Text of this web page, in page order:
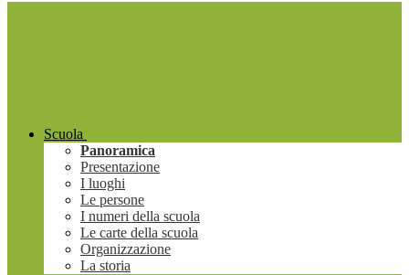
Scuola
Panoramica
Presentazione
I luoghi
Le persone
I numeri della scuola
Le carte della scuola
Organizzazione
La storia